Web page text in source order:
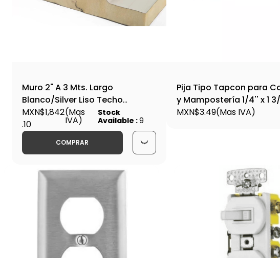
Muro 2" A 3 Mts. Largo
Blanco/Silver Liso Techo
Insulm2Slt
MXN$1,842
.10
(Mas
IVA)
Stock
Available :9
COMPRAR
Pija Tipo Tapcon para
y Mampostería 1/4'' x 1
Cabeza Hexagonal - 11065
MXN$3.49(Mas IVA)